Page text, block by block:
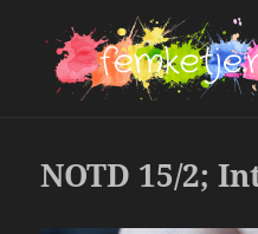
NOTD 15/2;